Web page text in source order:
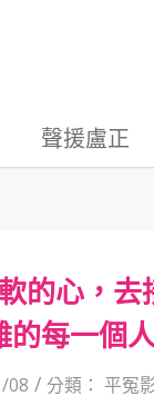
聲援盧正
的心，
的每一個
08 / 分類： 平冤